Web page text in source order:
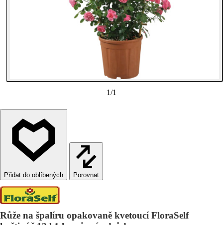
1/1
Porovnat
Růže na špalíru opakovaně kvetoucí FloraSelf